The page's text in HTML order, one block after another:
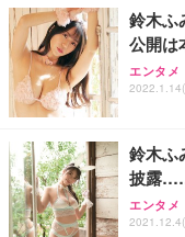
鈴木ふ
公開は
エンタメ
鈴木ふ
披露
エンタメ